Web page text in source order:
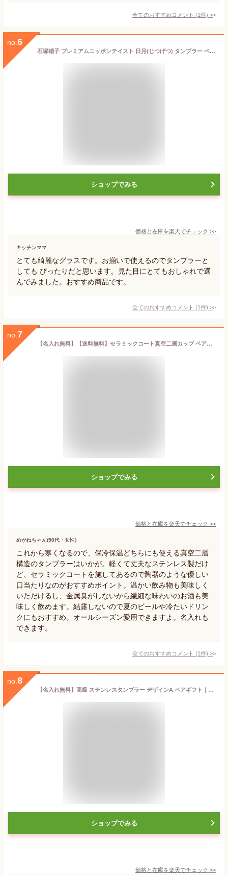
全てのおすすめコメント (1件) >
no. 6
石塚硝子 プレミアムニッポンテイスト 日月(じつげつ) タンブラー ペア 315ml S-6254 グラス 実用的 実用品 ギフト 食器 ブランド 結婚祝い 内祝い 出産内祝い 出産祝い 結婚内祝い
ショップでみる
価格と在庫を楽天でチェック >>
キッチンママ
とても綺麗なグラスです。お揃いで使えるのでタンブラーと
しても ぴったりだと思います。見た目にとてもおしゃれで選
んでみました。おすすめ商品です。
全てのおすすめコメント (1件) >
no. 7
【名入れ無料】【送料無料】セラミックコート真空二層カップ ペア（保冷保温 二層構造 名入れタンブラー 名入れカップ オリジナル） 母の日 父の日 即日可 おすすめ
ショップでみる
価格と在庫を楽天でチェック >>
めがねちゃん(50代・女性)
これから寒くなるので、保冷保温どちらにも使える真空二層
構造のタンブラーはいかが。軽くて丈夫なステンレス製だけ
ど、セラミックコートを施してあるので陶器のような優しい
口当たりなのがおすすめポイント。温かい飲み物も美味しく
いただけるし、金属臭がしないから繊細な味わいのお酒も美
味しく飲めます。結露しないので夏のビールや冷たいドリン
クにもおすすめ。オールシーズン愛用できますよ。名入れも
できます。
全てのおすすめコメント (1件) >
no. 8
【名入れ無料】高級 ステンレスタンブラー デザインA ペアギフト｜日本製 燕三条 燕人の匠 保温 保冷 贈り物 名前入り プレゼント 箱入り 日本製 名入れタンブラー ギフト ペアギフト 結婚記念 新築祝いギフト 即日発送 ザワウ
ショップでみる
価格と在庫を楽天でチェック >>